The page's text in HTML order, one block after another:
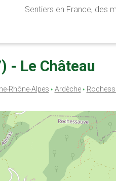
Sentiers en France, des
- Le Château
Rhône-Alpes Ardèche